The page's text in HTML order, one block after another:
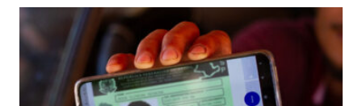
BENEFÍCIOS SOCIAIS